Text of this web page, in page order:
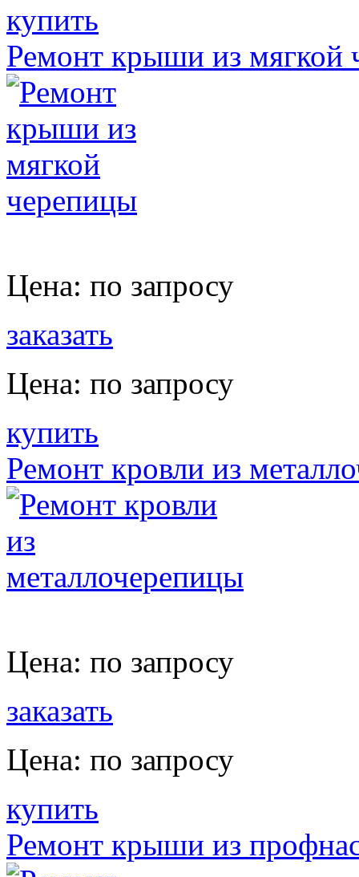
купить
Ремонт крыши из мягкой
Цена: по запросу
заказать
Цена: по запросу
купить
Ремонт кровли из
Цена: по запросу
заказать
Цена: по запросу
купить
Ремонт крыши из